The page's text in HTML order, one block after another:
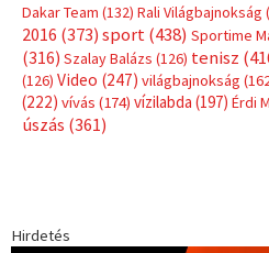
Dakar Team (132) Rali Világbajnokság
2016 (373) sport(438) Sportime
(316) Szalay Balázs (126) tenisz
(126) Video (247) világbajnokság
(222) vívás (174) vízilabda (197) Érdi
úszás (361)
Hirdetés